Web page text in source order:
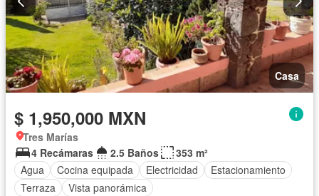
Casa
$ 1,950,000 MXN
Tres Marías
4 Recámaras
2.5 Baños
353 m²
Agua
Cocina equipada Electricidad
Estacionamiento
Terraza
Vista panorámica